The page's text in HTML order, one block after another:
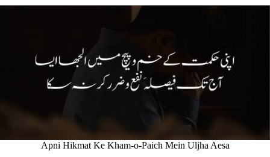
Apni Hikmat Ke Kham-o-Paich Mein Uljha Aesa